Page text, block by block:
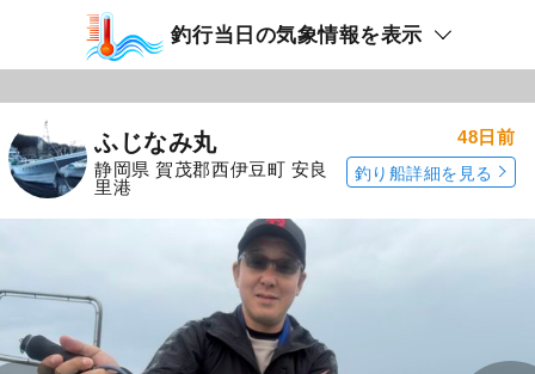
釣行当日の気象情報を表示
ふじなみ丸
静岡県 賀茂郡西伊豆町 安良
里港
48日前
釣り船詳細を見る